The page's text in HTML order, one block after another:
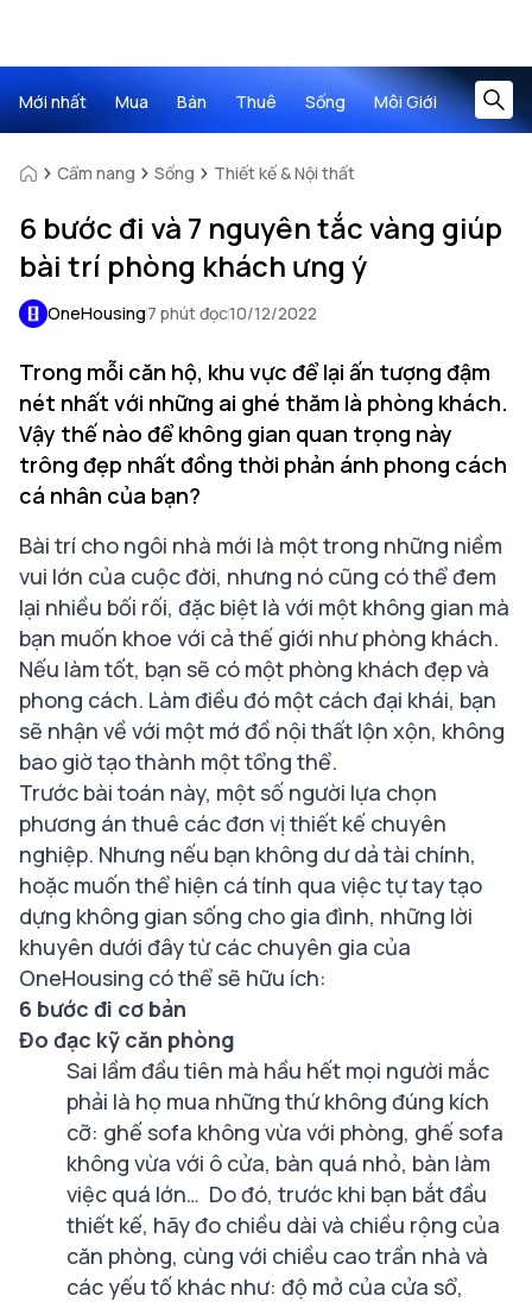
Mới nhất Mua Bán Thuê Sống Môi Giới
Cẩm nang Sống Thiết kế & Nội thất
6 bước đi và 7 nguyên tắc vàng giúp
bài trí phòng khách ưng ý
OneHousing7 phút đọc10/12/2022
Trong mỗi căn hộ, khu vực để lại ấn tượng đậm
nét nhất với những ai ghé thăm là phòng khách.
Vậy thế nào để không gian quan trọng này
trông đẹp nhất đồng thời phản ánh phong cách
cá nhân của bạn?
Bài trí cho ngôi nhà mới là một trong những niềm
vui lớn của cuộc đời, nhưng nó cũng có thể đem
lại nhiều bối rối, đặc biệt là với một không gian mà
bạn muốn khoe với cả thế giới như phòng khách.
Nếu làm tốt, bạn sẽ có một phòng khách đẹp và
phong cách. Làm điều đó một cách đại khái, bạn
sẽ nhận về với một mớ đồ nội thất lộn xộn, không
bao giờ tạo thành một tổng thể.
Trước bài toán này, một số người lựa chọn
phương án thuê các đơn vị thiết kế chuyên
nghiệp. Nhưng nếu bạn không dư dả tài chính,
hoặc muốn thể hiện cá tính qua việc tự tay tạo
dựng không gian sống cho gia đình, những lời
khuyên dưới đây từ các chuyên gia của
OneHousing có thể sẽ hữu ích:
6 bước đi cơ bản
Đo đạc kỹ căn phòng
Sai lầm đầu tiên mà hầu hết mọi người mắc
phải là họ mua những thứ không đúng kích
cỡ: ghế sofa không vừa với phòng, ghế sofa
không vừa với ô cửa, bàn quá nhỏ, bàn làm
việc quá lớn… Do đó, trước khi bạn bắt đầu
thiết kế, hãy đo chiều dài và chiều rộng của
căn phòng, cùng với chiều cao trần nhà và
các yếu tố khác như: độ mở của cửa sổ,